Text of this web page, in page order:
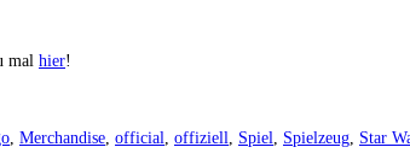
mal hier!
Merchandise official offiziell Spiel Spielzeug Star